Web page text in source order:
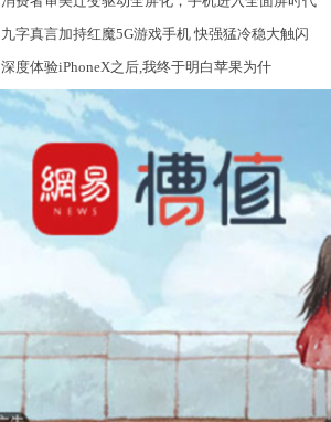
九字真言加持红魔5G游戏手机 快强猛冷稳大触闪
深度体验iPhoneX之后,我终于明白苹果为什